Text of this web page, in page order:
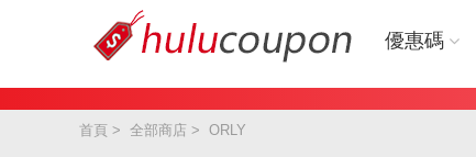
優惠碼
首頁 > 全部商店 > ORLY